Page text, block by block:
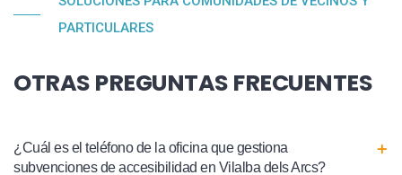
PARTICULARES
OTRAS PREGUNTAS FRECUENTES
¿Cuál es el teléfono de la oficina que gestiona
subvenciones de accesibilidad en Vilalba dels Arcs?